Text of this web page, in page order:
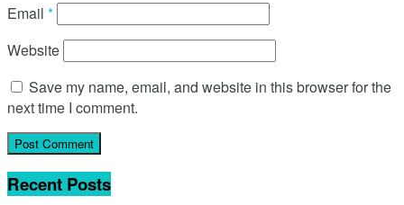
Email *
Website
Save my name, email, and website in this browser for the
next time I comment.
Recent Posts